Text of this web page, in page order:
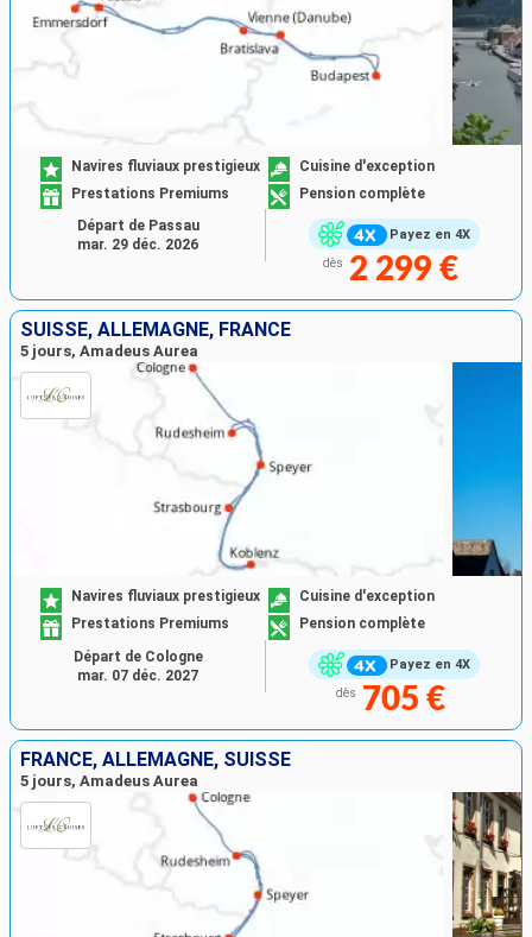
Payez en 4X
Navires fluviaux prestigieux
Cuisine d'exception
Prestations Premiums
Pension complète
dès 2 299 €
Départ de Passau
mar. 29 déc. 2026
SUISSE, ALLEMAGNE, FRANCE
5 jours, Amadeus Aurea
Payez en 4X
Navires fluviaux prestigieux
Cuisine d'exception
Prestations Premiums
Pension complète
dès 705 €
Départ de Cologne
mar. 07 déc. 2027
FRANCE, ALLEMAGNE, SUISSE
5 jours, Amadeus Aurea